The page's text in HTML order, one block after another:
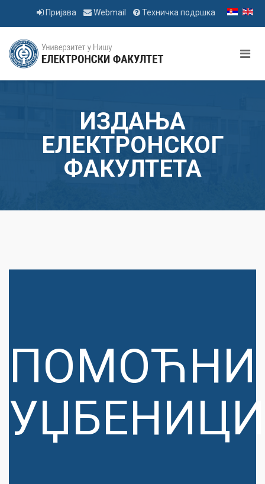
Пријава Webmail Техничка подршка
ИЗДАЊА
ЕЛЕКТРОНСКОГ
ФАКУЛТЕТА
ПОМОЋНИ
УЏБЕНИЦИ